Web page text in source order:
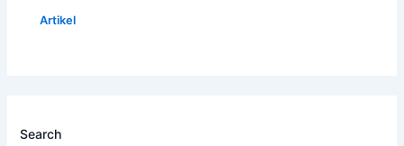
Artikel
Search